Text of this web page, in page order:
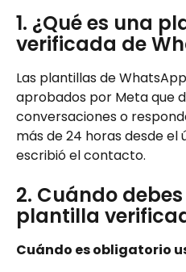
1. ¿Qué es una
verificada de
Las plantillas de
aprobados por Meta que
conversaciones o
más de 24 horas desde el
escribió el contacto.
2. Cuándo
plantilla
Cuándo es obligatorio